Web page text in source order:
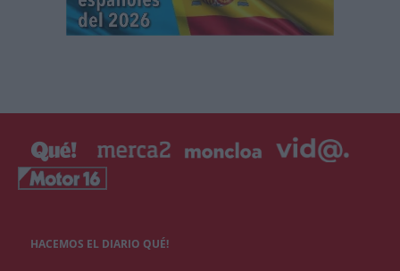
HACEMOS EL DIARIO QUÉ!